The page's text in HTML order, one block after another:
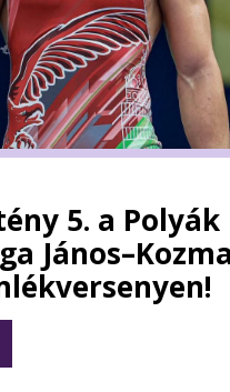
5. a Polyák
János–Kozma